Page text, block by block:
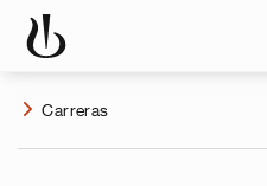
Carreras